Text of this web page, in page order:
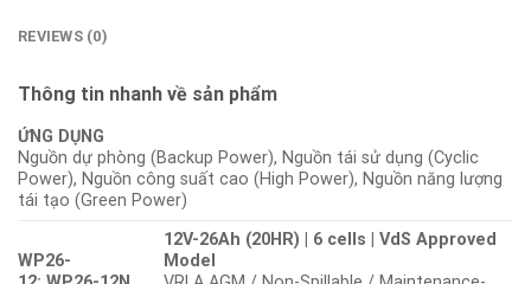
REVIEWS (0)
Thông tin nhanh về sản phẩm
ỨNG DỤNG
Nguồn dự phòng (Backup Power), Nguồn tái sử dụng (Cyclic
Power), Nguồn công suất cao (High Power), Nguồn năng lượng
tái tạo (Green Power)
WP26-
12V-26Ah (20HR) | 6 cells | VdS Approved
Model